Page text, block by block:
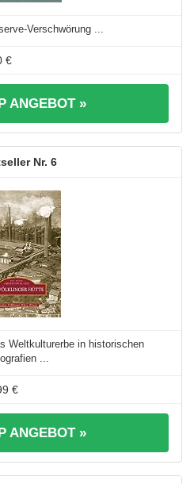
Verschwörung ...
€
ANGEBOT »
6
Weltkulturerbe in historischen
...
€
ANGEBOT »